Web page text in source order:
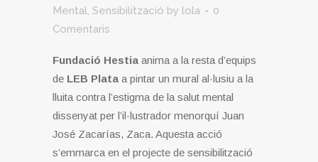
Mental, Sensibilització by lola
0
Comentaris
Fundació Hestia anima a la resta d’equips
de LEB Plata a pintar un mural al·lusiu a la
lluita contra l’estigma de la salut mental
dissenyat per l’il·lustrador menorquí Juan
José Zacarías, Zaca. Aquesta acció
s’emmarca en el projecte de sensibilització